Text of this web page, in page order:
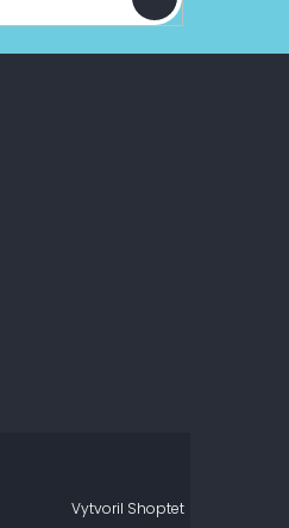
Vytvoril Shoptet